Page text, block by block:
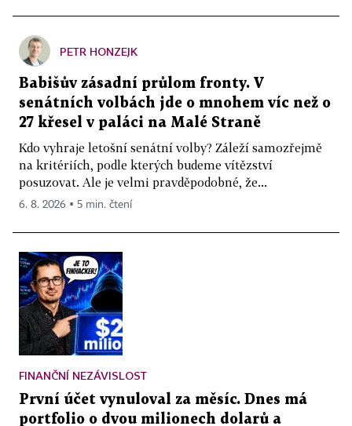
PETR HONZEJK
Babišův zásadní průlom fronty. V
senátních volbách jde o mnohem víc než o
27 křesel v paláci na Malé Straně
Kdo vyhraje letošní senátní volby? Záleží samozřejmě
na kritériích, podle kterých budeme vítězství
posuzovat. Ale je velmi pravděpodobné, že...
6. 8. 2026 ▪ 5 min. čtení
FINANČNÍ NEZÁVISLOST
První účet vynuloval za měsíc. Dnes má
portfolio o dvou milionech dolarů a